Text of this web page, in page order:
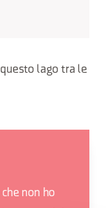
lago tra le
non ho